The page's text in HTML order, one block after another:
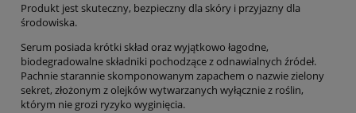
Produkt jest skuteczny, bezpieczny dla skóry i przyjazny dla
środowiska.
Serum posiada krótki skład oraz wyjątkowo łagodne,
biodegradowalne składniki pochodzące z odnawialnych źródeł.
Pachnie starannie skomponowanym zapachem o nazwie zielony
sekret, złożonym z olejków wytwarzanych wyłącznie z roślin,
którym nie grozi ryzyko wyginięcia.